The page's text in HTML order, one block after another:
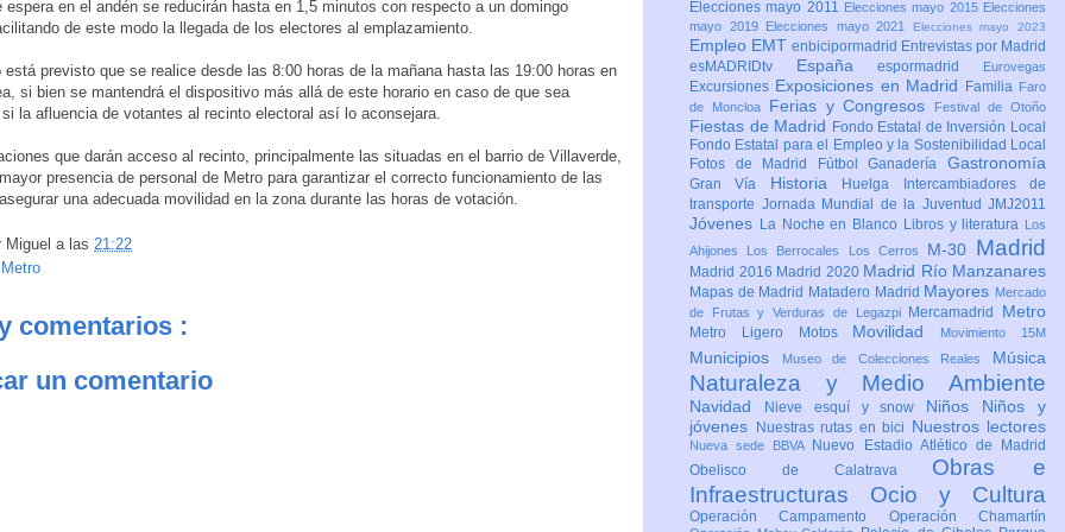
espera en el andén se reducirán hasta en 1,5 minutos con respecto a un domingo
de este modo la llegada de los electores al emplazamiento.
está previsto que se realice desde las 8:00 horas de la mañana hasta las 19:00 horas en
si bien se mantendrá el dispositivo más allá de este horario en caso de que sea
la afluencia de votantes al recinto electoral así lo aconsejara.
que darán acceso al recinto, principalmente las situadas en el barrio de Villaverde,
presencia de personal de Metro para garantizar el correcto funcionamiento de las
una adecuada movilidad en la zona durante las horas de votación.
Miguel a las 21:22
Metro
comentarios :
un comentario
Elecciones mayo 2011 Elecciones mayo 2015 Elecciones
mayo 2019
Elecciones mayo 2021 Elecciones mayo 2023
Empleo EMT enbicipormadrid Entrevistas por Madrid
esMADRIDtv Españaespormadrid Eurovegas
Excursiones Exposiciones en Madrid Familia Faro
de Moncloa
Ferias y Congresos Festival de Otoño
Fiestas de Madrid Fondo Estatal de Inversión Local
Fondo Estatal para el Empleo y la Sostenibilidad Local
Fotos de Madrid
FútbolGanaderíaGastronomía
Gran Vía Historia Huelga
Intercambiadores de
transporte Jornada Mundial de la Juventud JMJ2011
Jóvenes La Noche en Blanco Libros y literatura
Los
Ahijones
Los Berrocales Los Cerros M-30 Madrid
Madrid 2016 Madrid 2020 Madrid Río Manzanares
Mapas de Madrid Matadero Madrid Mayores Mercado
de Frutas y Verduras de Legazpi
Mercamadrid Metro
Metro Ligero Motos Movilidad Movimiento 15M
Municipios Museo de Colecciones Reales Música
Naturaleza y Medio Ambiente
Navidad Nieve esquí y snow Niños Niños y
jóvenes
Nuestras rutas en bici Nuestros lectores
Nueva sede BBVA
Nuevo Estadio Atlético de Madrid
Obelisco de Calatrava Obras e
Infraestructuras Ocio y Cultura
Operación Campamento Operación Chamartín